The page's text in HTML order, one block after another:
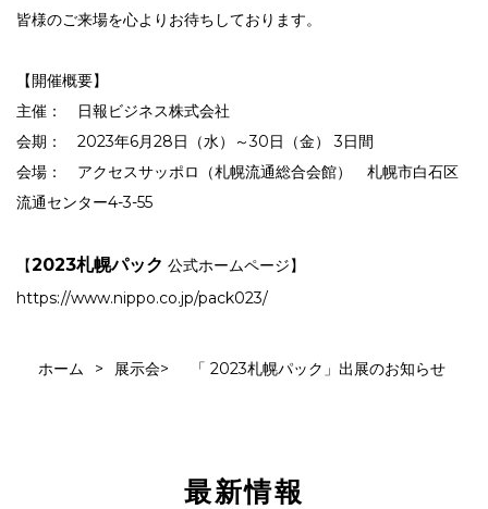
皆様のご来場を心よりお待ちしております。
【開催概要】
主催： 日報ビジネス株式会社
会期： 2023年6月28日（水）～30日（金） 3日間
会場： アクセスサッポロ（札幌流通総合会館）
札幌市白石区
流通センター4-3-55
【2023札幌パック 公式ホームページ】
https://www.nippo.co.jp/pack023/
ホーム > 展示会> 「 2023札幌パック」出展のお知らせ
最新情報